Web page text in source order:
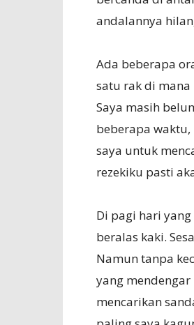
andalannya
Ada beberapa
satu rak di mana
Saya masih
beberapa
saya untuk
rezekiku pasti
Di pagi hari
beralas kaki.
Namun tanpa
yang
mencarikan